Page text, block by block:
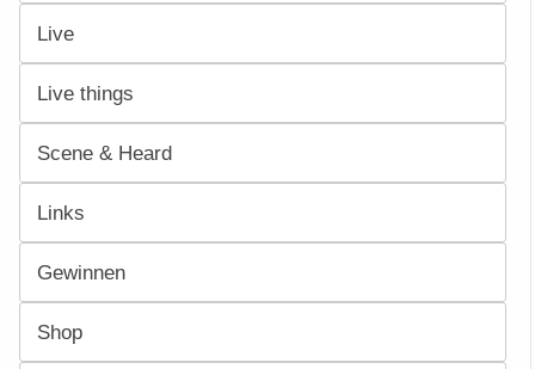
Live
Live things
Scene & Heard
Links
Gewinnen
Shop